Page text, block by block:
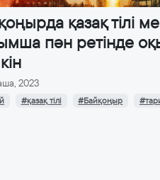
қазақ тілі
пән ретінде
2023
#қазақ тілі #Байқоңыр